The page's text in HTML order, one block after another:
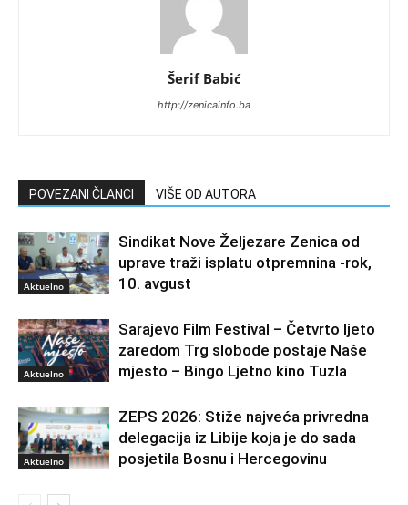
Šerif Babić
http://zenicainfo.ba
POVEZANI ČLANCI VIŠE OD AUTORA
Aktuelno
Sindikat Nove Željezare Zenica od
uprave traži isplatu otpremnina -rok,
10. avgust
Aktuelno
Sarajevo Film Festival – Četvrto ljeto
zaredom Trg slobode postaje Naše
mjesto – Bingo Ljetno kino Tuzla
Aktuelno
ZEPS 2026: Stiže najveća privredna
delegacija iz Libije koja je do sada
posjetila Bosnu i Hercegovinu